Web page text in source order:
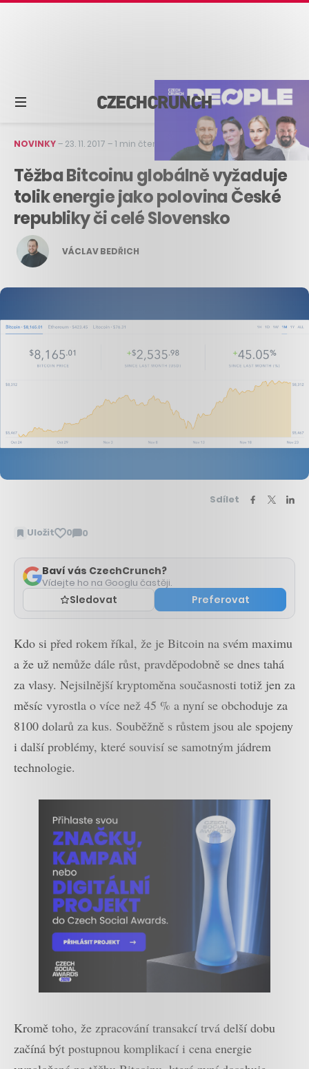
NOVINKY– 23. 11. 2017 –1 min čtení
Těžba Bitcoinu globálně vyžaduje
tolik energie jako polovina České
republiky či celé Slovensko
VÁCLAV BEDŘICH
Sdílet
Uložit 0 0
Zobrazit
Baví vás CzechCrunch?
Vídejte ho na Googlu častěji.
Sledovat Preferovat
Kdo si před rokem říkal, že je Bitcoin na svém maximu
a že už nemůže dále růst, pravděpodobně se dnes tahá
za vlasy. Nejsilnější kryptoměna současnosti totiž jen za
měsíc vyrostla o více než 45 % a nyní se obchoduje za
8100 dolarů za kus. Souběžně s růstem jsou ale spojeny
i další problémy, které souvisí se samotným jádrem
technologie.
Kromě toho, že zpracování transakcí trvá delší dobu
začíná být postupnou komplikací i cena energie